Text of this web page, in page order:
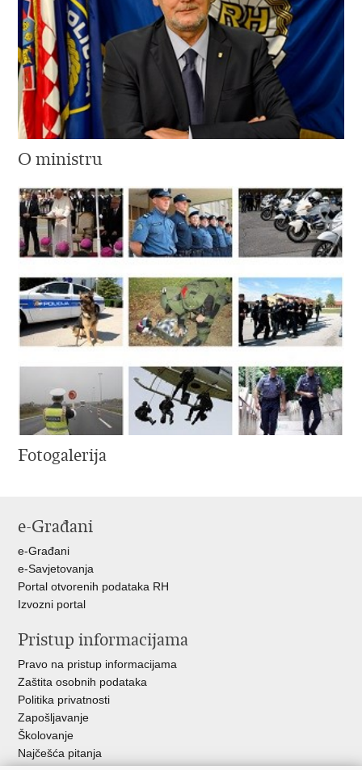
O ministru
Fotogalerija
e-Građani
e-Građani
e-Savjetovanja
Portal otvorenih podataka RH
Izvozni portal
Pristup informacijama
Pravo na pristup informacijama
Zaštita osobnih podataka
Politika privatnosti
Zapošljavanje
Školovanje
Najčešća pitanja